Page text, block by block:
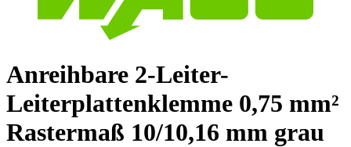
Anreihbare 2-Leiter-
Leiterplattenklemme 0,75 mm²
Rastermaß 10/10,16 mm grau